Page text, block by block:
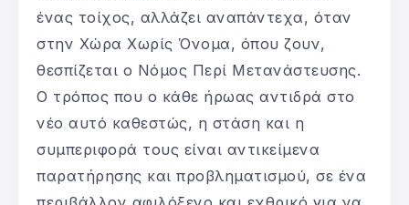
ένας τοίχος, αλλάζει αναπάντεχα, όταν
στην Χώρα Χωρίς Όνομα, όπου ζουν,
θεσπίζεται ο Νόμος Περί Μετανάστευσης.
Ο τρόπος που ο κάθε ήρωας αντιδρά στο
νέο αυτό καθεστώς, η στάση και η
συμπεριφορά τους είναι αντικείμενα
παρατήρησης και προβληματισμού, σε ένα